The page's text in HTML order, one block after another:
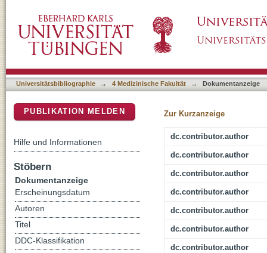
and Differentially Evoke a Stress Hormone
Universitätsbibliographie → 4 Medizinische Fakultät → Dokumentanzeige
Zur Kurzanzeige
dc.contributor.author
dc.contributor.author
dc.contributor.author
dc.contributor.author
dc.contributor.author
dc.contributor.author
dc.contributor.author
PUBLIKATION MELDEN
Hilfe und Informationen
Stöbern
Dokumentanzeige
Erscheinungsdatum
Autoren
Titel
DDC-Klassifikation